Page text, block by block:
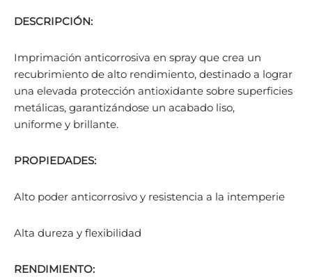
DESCRIPCIÓN:
Imprimación anticorrosiva en spray que crea un
recubrimiento de alto rendimiento, destinado a lograr
una elevada protección antioxidante sobre superficies
metálicas, garantizándose un acabado liso,
uniforme y brillante.
PROPIEDADES:
Alto poder anticorrosivo y resistencia a la intemperie
Alta dureza y flexibilidad
RENDIMIENTO: